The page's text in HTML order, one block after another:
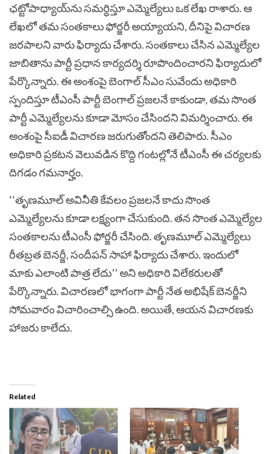
ఛట్టోపాధ్యాయ్‌ను సమర్ధిస్తూ ఎమ్మెల్యేలు ఒక లేఖ రాశారు. ఆ
లేఖలో తమ సంతకాలు ఫోర్జరీ అయ్యాయని, దీనిపై విచారణ
జరపాలని వారు ఫిర్యాదు చేశారు. సంతకాలు చేసిన ఎమ్మెల్యేల
జాబితాను పార్టీ ప్రధాన కార్యదర్శి రూపొందించారని ఫిర్యాదులో
పేర్కొన్నారు.ఈ అంశంపై బెంగాల్ సీఎం సువేందు అధికారి
స్పందిస్తూ టీఎంసీ పార్టీ బెంగాల్ ప్రజలనే కాకుండా, తమ సొంత
పార్టీ ఎమ్మెల్యేలను కూడా మోసం చేసిందని విమర్శించారు. ఈ
అంశంపై సీఐడీ విచారణ జరుగుతోందని తెలిపారు. సీఎం
అధికారి ప్రకటన వెలువడిన కొద్ది గంటల్లోనే టీఎంసీ ఈ చర్యలకు
దిగడం గమనార్హం.
‘‘తృణమూల్ అవినీతి కేవలం ప్రజలనే కాదు సొంత
ఎమ్మెల్యేలను కూడా లక్ష్యంగా చేసుకుంది. తన సొంత ఎమ్మెల్యేల
సంతకాలను టీఎంసీ ఫోర్జరీ చేసింది. తృణమూల్ ఎమ్మెల్యేలు
రీతబ్రత బెనర్జీ, సందీపన్ సాహా ఫిర్యాదు చేశారు. ఇందులో
మాకు ఎలాంటి పాత్ర లేదు’’ అని అధికారి విలేకరులతో
పేర్కొన్నారు.విచారణలో భాగంగా పార్టీ నేత అభిషేక్ బెనర్జీని
సోమవారం విచారించాల్సి ఉంది. అయితే, ఆయన విచారణకు
హాజరు కాలేదు.
Related